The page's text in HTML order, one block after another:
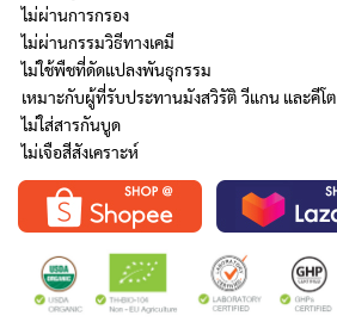
ไม่ผ่านการกรอง
ไม่ผ่านกรรมวิธีทางเคมี
ไม่ใช้พืชที่ดัดแปลงพันธุกรรม
เหมาะกับผู้ที่รับประทานมังสวิรัติ วีแกน และคีโต
ไม่ใส่สารกันบูด
ไม่เจือสีสังเคราะห์